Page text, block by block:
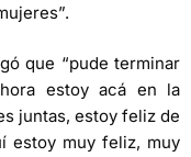
que “pude terminar
estoy acá en la
juntas, estoy feliz de
estoy muy feliz, muy